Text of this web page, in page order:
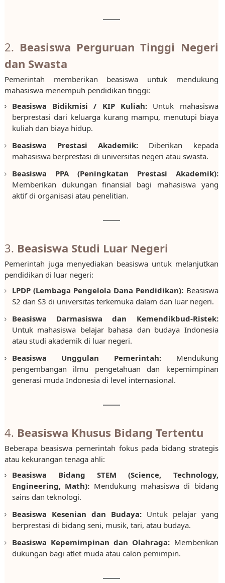
2. Beasiswa Perguruan Tinggi Negeri
dan Swasta
Pemerintah memberikan beasiswa untuk mendukung
mahasiswa menempuh pendidikan tinggi:
Beasiswa Bidikmisi / KIP Kuliah: Untuk mahasiswa
berprestasi dari keluarga kurang mampu, menutupi biaya
kuliah dan biaya hidup.
Beasiswa Prestasi Akademik: Diberikan kepada
mahasiswa berprestasi di universitas negeri atau swasta.
Beasiswa PPA (Peningkatan Prestasi Akademik):
Memberikan dukungan finansial bagi mahasiswa yang
aktif di organisasi atau penelitian.
3. Beasiswa Studi Luar Negeri
Pemerintah juga menyediakan beasiswa untuk melanjutkan
pendidikan di luar negeri:
LPDP (Lembaga Pengelola Dana Pendidikan): Beasiswa
S2 dan S3 di universitas terkemuka dalam dan luar negeri.
Beasiswa Darmasiswa dan Kemendikbud-Ristek:
Untuk mahasiswa belajar bahasa dan budaya Indonesia
atau studi akademik di luar negeri.
Beasiswa Unggulan Pemerintah: Mendukung
pengembangan ilmu pengetahuan dan kepemimpinan
generasi muda Indonesia di level internasional.
4. Beasiswa Khusus Bidang Tertentu
Beberapa beasiswa pemerintah fokus pada bidang strategis
atau kekurangan tenaga ahli:
Beasiswa Bidang STEM (Science, Technology,
Engineering, Math): Mendukung mahasiswa di bidang
sains dan teknologi.
Beasiswa Kesenian dan Budaya:Untuk pelajar yang
berprestasi di bidang seni, musik, tari, atau budaya.
Beasiswa Kepemimpinan dan Olahraga: Memberikan
dukungan bagi atlet muda atau calon pemimpin.